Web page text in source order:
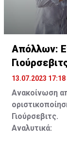
Απόλλων:
13.07.2023 17:18
Ανακοίνωση
Γιούρσεβιτς.
Αναλυτικά: